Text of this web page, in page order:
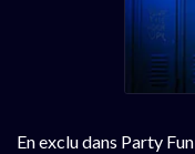
En exclu dans Party